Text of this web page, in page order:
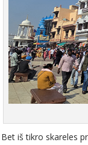
Bet iš tikro skareles